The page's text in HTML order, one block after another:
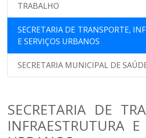
TRABALHO
SECRETARIA DE TRANSPORTE,
E SERVIÇOS URBANOS
SECRETARIA MUNICIPAL DE
SECRETARIA DE
INFRAESTRUTURA E